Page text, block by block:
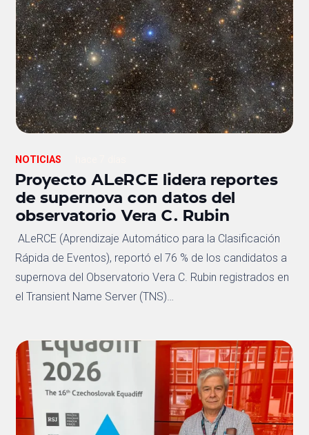
NOTICIAS
Proyecto ALeRCE lidera reportes
de supernova con datos del
observatorio Vera C. Rubin
ALeRCE (Aprendizaje Automático para la Clasificación
Rápida de Eventos), reportó el 76 % de los candidatos a
supernova del Observatorio Vera C. Rubin registrados en
el Transient Name Server (TNS)…